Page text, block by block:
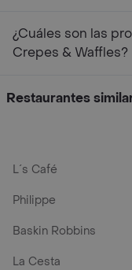
¿Cuáles son las
Crepes & Waffles?
Restaurantes
L´s Café
Philippe
Baskin Robbins
La Cesta